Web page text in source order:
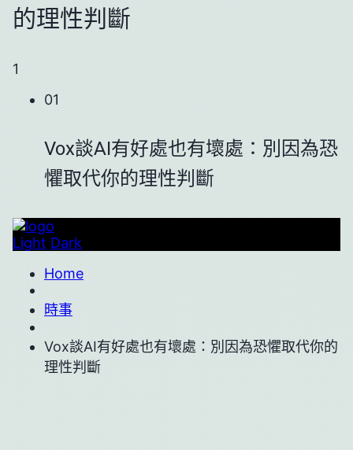
的理性判斷
1
01
Vox談AI有好處也有壞處：別因為恐
懼取代你的理性判斷
Light Dark
Home
時事
Vox談AI有好處也有壞處：別因為恐懼取代你的
理性判斷